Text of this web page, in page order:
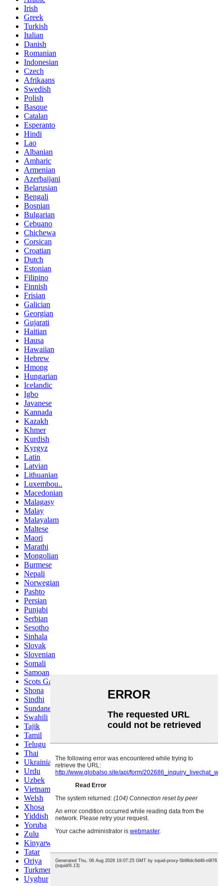
Irish
Greek
Turkish
Italian
Danish
Romanian
Indonesian
Czech
Afrikaans
Swedish
Polish
Basque
Catalan
Esperanto
Hindi
Lao
Albanian
Amharic
Armenian
Azerbaijani
Belarusian
Bengali
Bosnian
Bulgarian
Cebuano
Chichewa
Corsican
Croatian
Dutch
Estonian
Filipino
Finnish
Frisian
Galician
Georgian
Gujarati
Haitian
Hausa
Hawaiian
Hebrew
Hmong
Hungarian
Icelandic
Igbo
Javanese
Kannada
Kazakh
Khmer
Kurdish
Kyrgyz
Latin
Latvian
Lithuanian
Luxembou..
Macedonian
Malagasy
Malay
Malayalam
Maltese
Maori
Marathi
Mongolian
Burmese
Nepali
Norwegian
Pashto
Persian
Punjabi
Serbian
Sesotho
Sinhala
Slovak
Slovenian
Somali
Samoan
Scots Gaelic
Shona
Sindhi
Sundanese
Swahili
Tajik
Tamil
Telugu
Thai
Ukrainian
Urdu
Uzbek
Vietnamese
Welsh
Xhosa
Yiddish
Yoruba
Zulu
Kinyarwanda
Tatar
Oriya
Turkmen
Uyghur